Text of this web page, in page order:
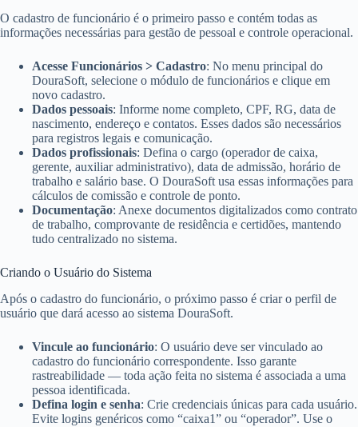
O cadastro de funcionário é o primeiro passo e contém todas as
informações necessárias para gestão de pessoal e controle operacional.
Acesse Funcionários > Cadastro: No menu principal do
DouraSoft, selecione o módulo de funcionários e clique em
novo cadastro.
Dados pessoais: Informe nome completo, CPF, RG, data de
nascimento, endereço e contatos. Esses dados são necessários
para registros legais e comunicação.
Dados profissionais: Defina o cargo (operador de caixa,
gerente, auxiliar administrativo), data de admissão, horário de
trabalho e salário base. O DouraSoft usa essas informações para
cálculos de comissão e controle de ponto.
Documentação: Anexe documentos digitalizados como contrato
de trabalho, comprovante de residência e certidões, mantendo
tudo centralizado no sistema.
Criando o Usuário do Sistema
Após o cadastro do funcionário, o próximo passo é criar o perfil de
usuário que dará acesso ao sistema DouraSoft.
Vincule ao funcionário: O usuário deve ser vinculado ao
cadastro do funcionário correspondente. Isso garante
rastreabilidade — toda ação feita no sistema é associada a uma
pessoa identificada.
Defina login e senha: Crie credenciais únicas para cada usuário.
Evite logins genéricos como “caixa1” ou “operador”. Use o